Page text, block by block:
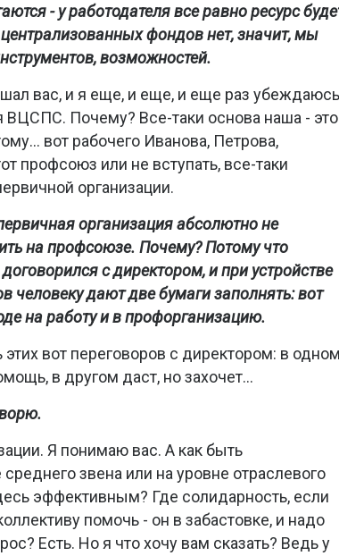
- у работодателя все равно ресурс
фондов нет, значит, мы
возможностей.
вас, и я еще, и еще, и еще раз убеждаюсь
ВЦСПС. Почему? Все-таки основа наша - это
вот рабочего Иванова, Петрова,
профсоюз или не вступать, все-таки
организации.
организация абсолютно не
на профсоюзе. Почему? Потому что
с директором, и при устройстве
человеку дают две бумаги заполнять: вот
на работу и в профорганизацию.
этих вот переговоров с директором: в одном
в другом даст, но захочет...
Я понимаю вас. А как быть
звена или на уровне отраслевого
эффективным? Где солидарность, если
помочь - он в забастовке, и надо
Есть. Но я что хочу вам сказать? Ведь у